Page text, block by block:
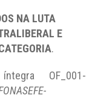
NA LUTA
E
.
OF_001-